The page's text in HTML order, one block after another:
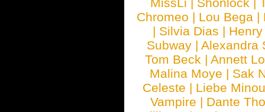
Chromeo | Lou Bega |
| Silvia Dias |
Subway |Alexandra
Tom Beck |Annett
Malina Moye | Sak
Celeste | Liebe Minou
Vampire | Dante